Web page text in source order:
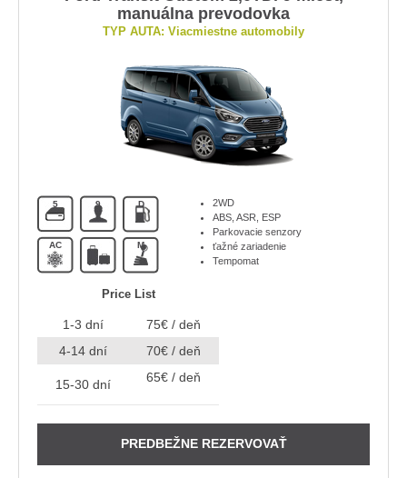
manuálna prevodovka
TYP AUTA: Viacmiestne automobily
5 9 D
AC M
2WD
ABS, ASR, ESP
Parkovacie senzory
ťažné zariadenie
Tempomat
Price List
1-3 dní
75€ / deň
4-14 dní
70€ / deň
15-30 dní 65€ / deň
PREDBEŽNE REZERVOVAŤ